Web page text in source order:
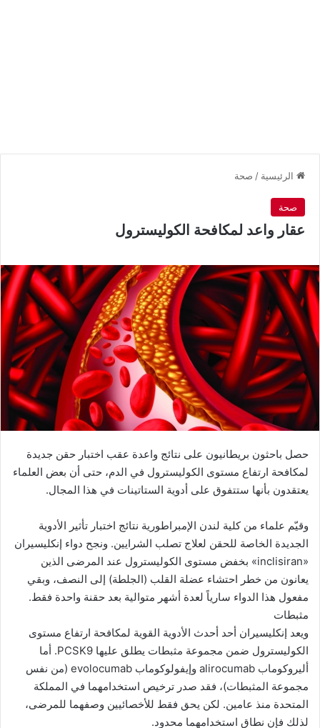
الرئيسية / صحة
صحة
عقار واعد لمكافحة الكوليسترول
حصل باحثون بريطانيون على نتائج واعدة عقب اختبار حقن جديدة
لمكافحة ارتفاع مستوى الكوليسترول في الدم، حتى أن بعض العلماء
يعتقدون بأنها ستتفوق على أدوية الستاتينات في هذا المجال.
وقيّم علماء من كلية لندن الإمبراطورية نتائج اختبار تأثير الأدوية
الجديدة الخاصة للحقن لعلاج تصلب الشرايين. ونجح دواء إنكليسيران
«inclisiran» بخفض مستوى الكوليسترول عند المرضى الذين
يعانون من خطر احتشاء عضلة القلب (الجلطة) إلى النصف، وبقي
مفعول هذا الدواء سارياً لعدة أشهر متوالية بعد حقنة واحدة فقط.
مثبطات
ويعد إنكليسيران أحد أحدث الأدوية القوية لمكافحة ارتفاع مستوى
الكوليسترول ضمن مجموعة مثبطات يطلق عليها PCSK9. أما
أليروكوماب alirocumab وإيفولوكوماب evolocumab (من نفس
مجموعة المثبطات)، فقد صدر ترخيص استخدامهما في المملكة
المتحدة منذ عامين. لكن يحق فقط للأخصائيين وصفهما للمرضى،
لذلك فإن نطاق استخدامهما محدود.